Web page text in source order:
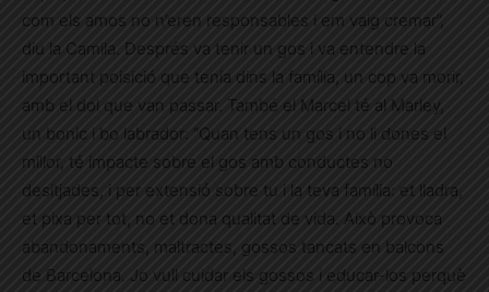
com els amos no n’eren responsables i em vaig cremar”,
diu la Camila. Després va tenir un gos i va entendre la
important poisició que tenia dins la família, un cop va morir,
amb el dol que van passar. També el Marcel té al Marley,
un bonic i bo labrador: “Quan tens un gos i no li dones el
millor, té impacte sobre el gos amb conductes no
desitjades, i per extensió sobre tu i la teva família: et lladra,
et pixa per tot, no et dona qualitat de vida. Això provoca
abandonaments, maltractes, gossos tancats en balcons
de Barcelona. Jo vull cuidar els gossos i educar-los perquè